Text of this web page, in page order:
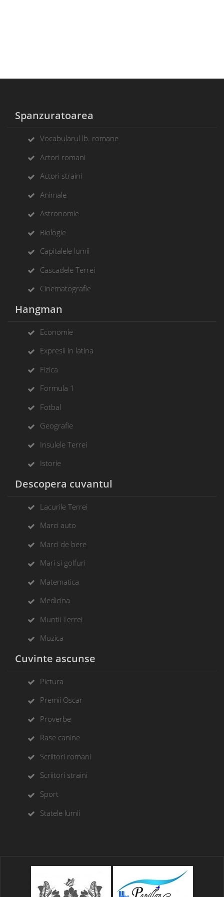
Spanzuratoarea
Vocabularul lb. romane
Actori romani
Actori straini
Animale
Astronomie
Biologie
Capitalele lumii
Cascadele Terrei
Cinematografie
Hangman
Economie
Expresii in latina
Fizica
Formula 1
Fotbal
Geografie
Insulele Terrei
Istorie
Descopera cuvantul
Lacurile Terrei
Marci auto
Marci de bere
Mari si golfuri
Matematica
Medicina
Muntii Terrei
Muzica
Cuvinte ascunse
Pictura
Premii Oscar
Proverbe
Rase canine
Scriitori romani
Scriitori straini
Sport
Statele lumii